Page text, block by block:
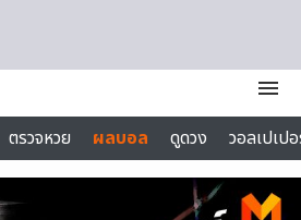
menu
ตรวจหวย ผลบอล ดูดวง
วอลเปเป